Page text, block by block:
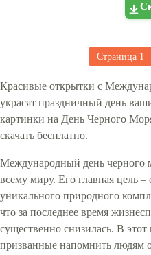
Страница 1
Красивые открытки с
украсят праздничный день
картинки на День Черного
скачать бесплатно.
Международный день черного
всему миру. Его главная цель
уникального природного
что за последнее время
существенно снизилась. В
призванные напомнить людям